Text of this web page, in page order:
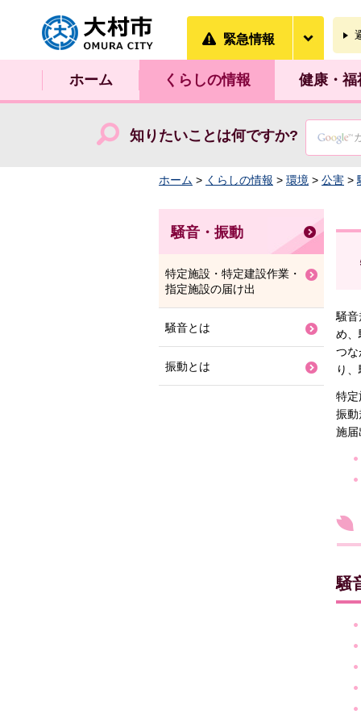
大村市
緊急情報
ホーム くらしの情報 健康・福
知りたいことは何ですか?
ホーム > くらしの情報 > 環境 > 公害 >
騒音
め、
つな
り
特定
振動
施届
騒
騒音・振動
特定施設・特定建設作業・
指定施設の届け出
騒音とは
振動とは